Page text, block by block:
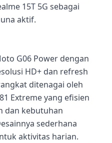
15T 5G sebagai
aktif.
G06 Power dengan
HD+ dan refresh
ditenagai oleh
Extreme yang efisien
dan kebutuhan
sederhana
aktivitas harian.